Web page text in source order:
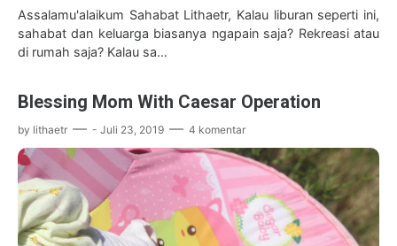
Assalamu'alaikum Sahabat Lithaetr, Kalau liburan seperti ini,
sahabat dan keluarga biasanya ngapain saja? Rekreasi atau
di rumah saja? Kalau sa…
Blessing Mom With Caesar Operation
by lithaetr - Juli 23, 2019 4 komentar